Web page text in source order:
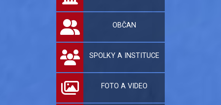
OBČAN
SPOLKY A INSTITUCE
FOTO A VIDEO